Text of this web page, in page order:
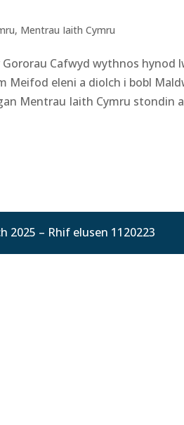
, Mentrau Iaith Cymru
Cafwyd wythnos hynod
Meifod eleni a diolch i bobl
Mentrau Iaith Cymru stondin
– Rhif elusen 1120223